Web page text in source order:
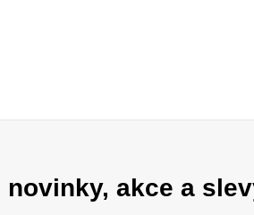
novinky, akce a